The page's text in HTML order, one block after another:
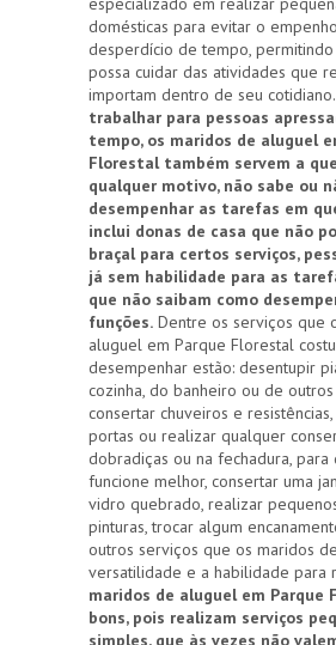
domésticas para evitar o
desperdício de tempo,
possa cuidar das atividades que
importam dentro de seu cotidiano.
trabalhar para pessoas
tempo, os maridos de aluguel
Florestal também servem a
qualquer motivo, não sabe ou
desempenhar as tarefas em
inclui donas de casa que não
braçal para certos serviços,
já sem habilidade para as
que não saibam como
funções. Dentre os serviços que
aluguel em Parque Florestal
desempenhar estão: desentupir
cozinha, do banheiro ou de
consertar chuveiros e
portas ou realizar qualquer
dobradiças ou na fechadura, para
funcione melhor, consertar uma
vidro quebrado, realizar
pinturas, trocar algum
outros serviços que os maridos
versatilidade e a habilidade para
maridos de aluguel em Parque
bons, pois realizam serviços
simples, que às vezes não